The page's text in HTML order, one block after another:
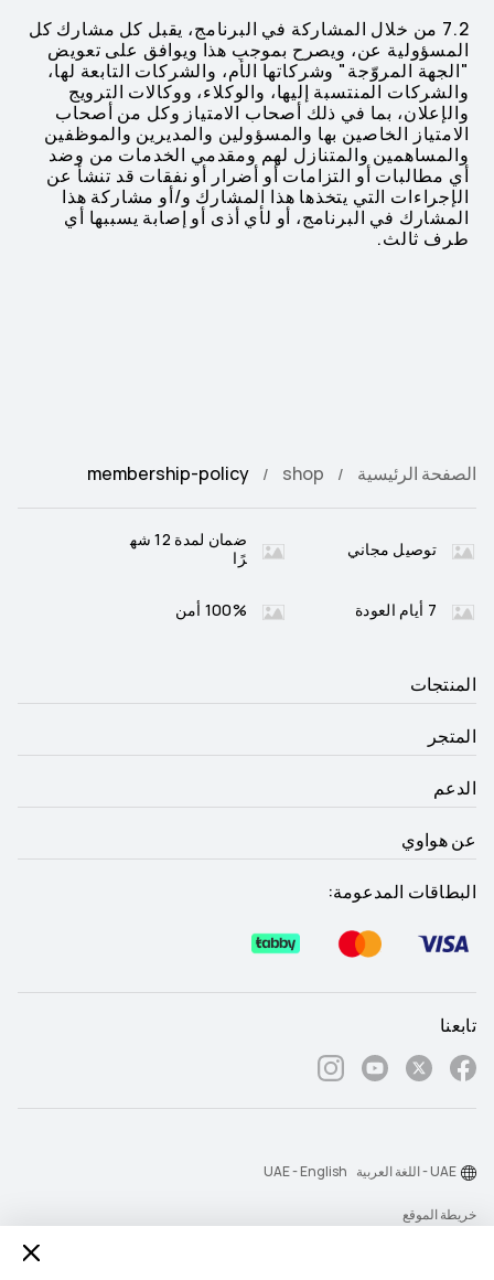
7.2 من خلال المشاركة في البرنامج، يقبل كل مشارك كل
المسؤولية عن، ويصرح بموجب هذا ويوافق على تعويض
"الجهة المروّجة" وشركاتها الأم، والشركات التابعة لها،
والشركات المنتسبة إليها، والوكلاء، ووكالات الترويج
والإعلان، بما في ذلك أصحاب الامتياز وكل من أصحاب
الامتياز الخاصين بها والمسؤولين والمديرين والموظفين
والمساهمين والمتنازل لهم ومقدمي الخدمات من وضد
أي مطالبات أو التزامات أو أضرار أو نفقات قد تنشأ عن
الإجراءات التي يتخذها هذا المشارك و/أو مشاركة هذا
المشارك في البرنامج، أو لأي أذى أو إصابة يسببها أي
طرف ثالث.
الصفحة الرئيسية shop
membership-policy
توصيل مجاني
ضمان لمدة 12 شه
رًا
7 أيام العودة 100% أمن
المنتجات
المتجر
الدعم
عن هواوي
البطاقات المدعومة:
تابعنا
خريطة الموقع
UAE - اللغة العربية UAE - English